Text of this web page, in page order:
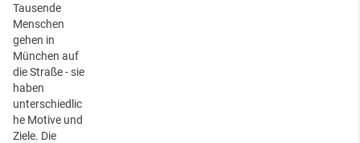
Tausende
Menschen
gehen in
München auf
die Straße - sie
haben
unterschiedlic
he Motive und
Ziele. Die